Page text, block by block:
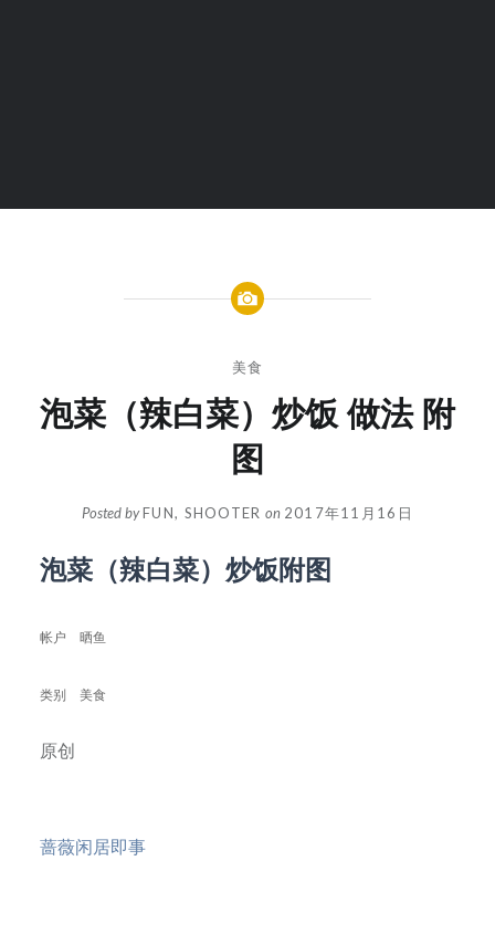
美食
泡菜（辣白菜）炒饭 做法 附
图
Posted byFUN, SHOOTER on 2017年11月16日
泡菜（辣白菜）炒饭附图
帐户 晒鱼
类别 美食
原创
蔷薇闲居即事